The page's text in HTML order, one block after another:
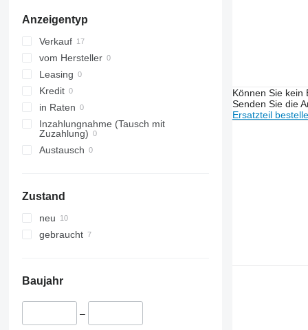
Anzeigentyp
Verkauf
vom Hersteller
Leasing
Kredit
in Raten
Inzahlungnahme (Tausch mit
Zuzahlung)
Austausch
Zustand
neu
gebraucht
Baujahr
–
Können Sie kein
Senden Sie die
Ersatzteil